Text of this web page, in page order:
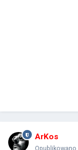
ArKos
Opublikowano